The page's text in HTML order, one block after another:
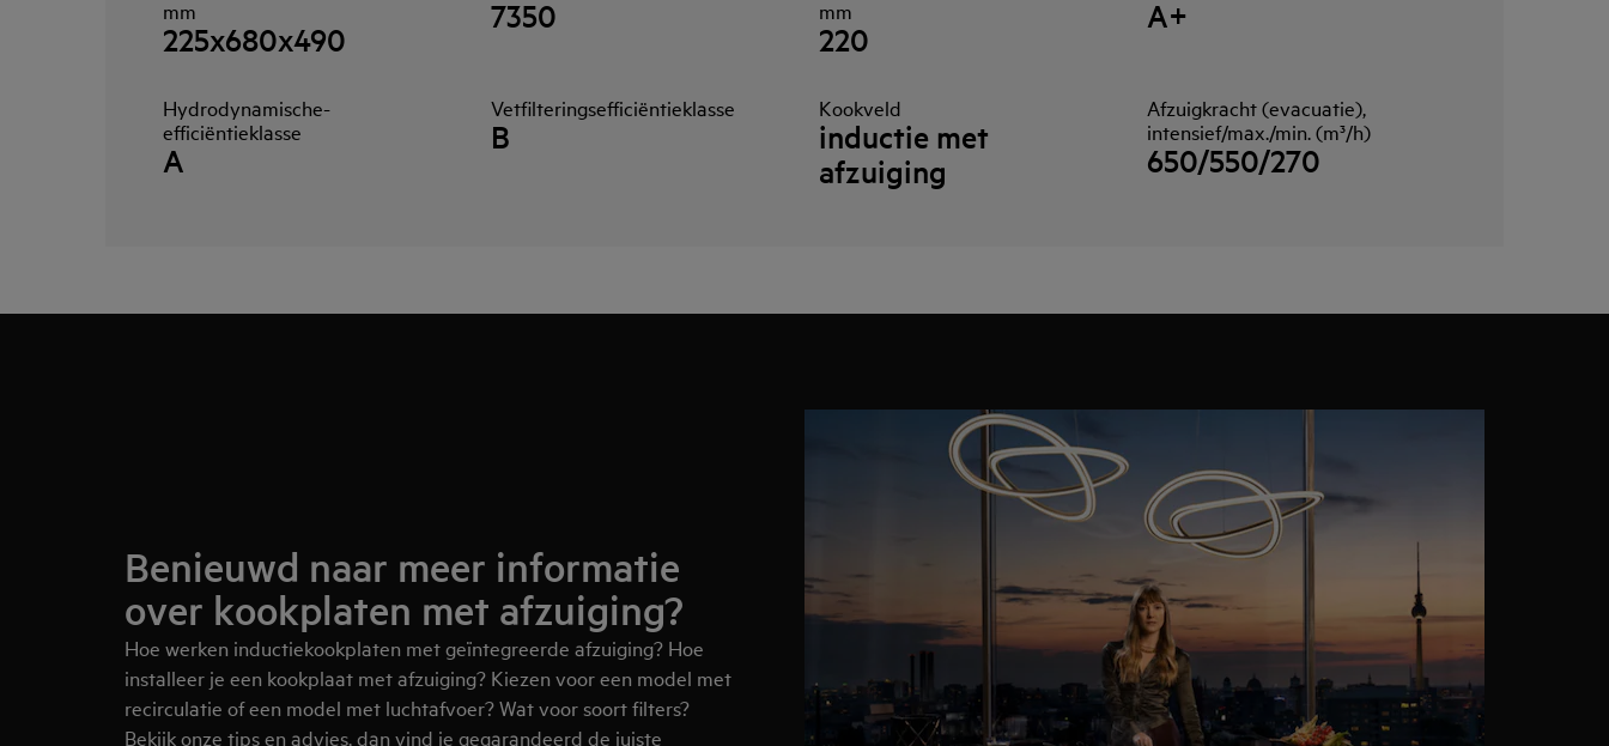
mm
225x680x490
7350
mm
220
A+
Hydrodynamische-
efficiëntieklasse
A
Vetfilteringsefficiëntieklasse
B
Kookveld
inductie met
afzuiging
Afzuigkracht (evacuatie),
intensief/max./min. (m³/h)
650/550/270
Benieuwd naar meer informatie
over kookplaten met afzuiging?
Hoe werken inductiekookplaten met geïntegreerde afzuiging? Hoe
installeer je een kookplaat met afzuiging? Kiezen voor een model met
recirculatie of een model met luchtafvoer? Wat voor soort filters?
Bekijk onze tips en advies , dan vind je gegarandeerd de juiste